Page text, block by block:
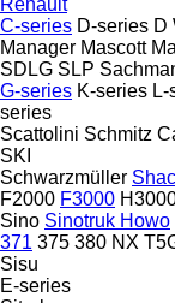
C-series D-series D
Manager Mascott
SDLG SLP
G-series K-series
series
Scattolini Schmitz
SKI
Schwarzmüller
F2000 F3000
Sino Sinotruk Howo
371 375 380 NX
Sisu
E-series